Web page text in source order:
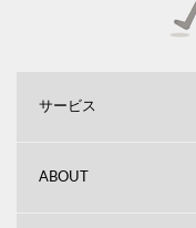
サービス
ABOUT